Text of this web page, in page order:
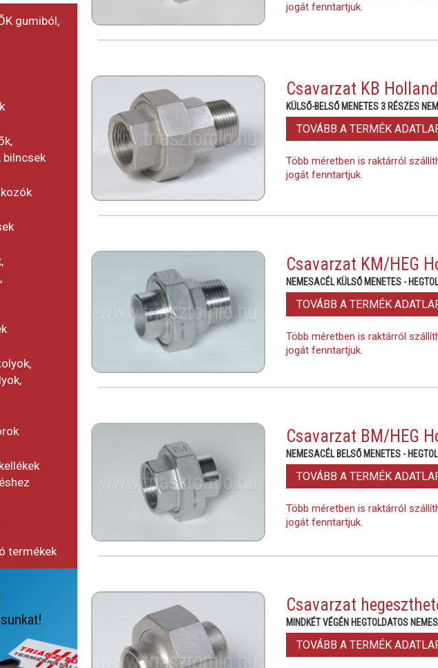
gumiból,
bilncsek
termékek
jogát fenntartjuk.
Csavarzat KB
KÜLSŐ-BELSŐ MENETES 3 RÉSZES
TOVÁBB A TERMÉK
Több méretben is raktárról
jogát fenntartjuk.
Csavarzat KM/HEG
NEMESACÉL KÜLSŐ MENETES -
TOVÁBB A TERMÉK
Több méretben is raktárról
jogát fenntartjuk.
Csavarzat BM/HEG
NEMESACÉL BELSŐ MENETES -
TOVÁBB A TERMÉK
Több méretben is raktárról
jogát fenntartjuk.
Csavarzat
MINDKÉT VÉGÉN HEGTOLDATOS
TOVÁBB A TERMÉK